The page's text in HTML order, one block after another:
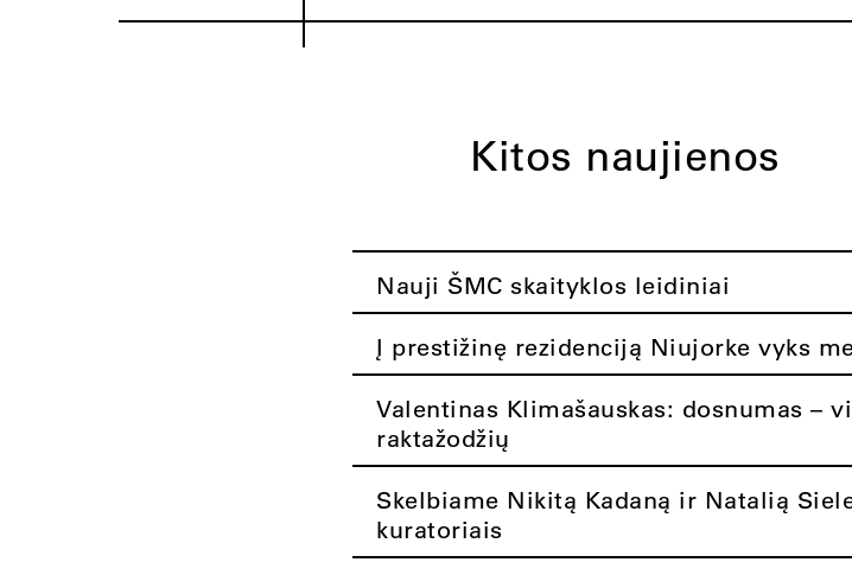
Kitos naujienos
Nauji ŠMC skaityklos leidiniai
Į prestižinę rezidenciją Niujorke vyks
Valentinas Klimašauskas: dosnumas –
raktažodžių
Skelbiame Nikitą Kadaną ir Natalią
kuratoriais